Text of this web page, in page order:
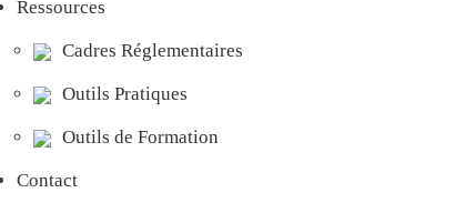
Ressources
Cadres Réglementaires
Outils Pratiques
Outils de Formation
Contact